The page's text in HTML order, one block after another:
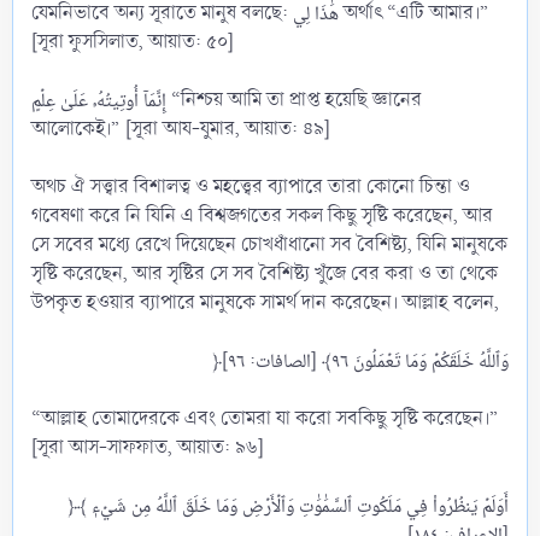
যেমনিভাবে অন্য সূরাতে মানুষ বলছে: هَٰذَا لِي অর্থাৎ “এটি আমার।”
[সূরা ফুসসিলাত, আয়াত: ৫০]
إِنَّمَآ أُوتِيتُهُۥ عَلَىٰ عِلۡمٍ “নিশ্চয় আমি তা প্রাপ্ত হয়েছি জ্ঞানের
আলোকেই।” [সূরা আয-যুমার, আয়াত: ৪৯]
অথচ ঐ সত্ত্বার বিশালত্ব ও মহত্ত্বের ব্যাপারে তারা কোনো চিন্তা ও
গবেষণা করে নি যিনি এ বিশ্বজগতের সকল কিছু সৃষ্টি করেছেন, আর
সে সবের মধ্যে রেখে দিয়েছেন চোখধাঁধানো সব বৈশিষ্ট্য, যিনি মানুষকে
সৃষ্টি করেছেন, আর সৃষ্টির সে সব বৈশিষ্ট্য খুঁজে বের করা ও তা থেকে
উপকৃত হওয়ার ব্যাপারে মানুষকে সামর্থ দান করেছেন। আল্লাহ বলেন,
“আল্লাহ তোমাদেরকে এবং তোমরা যা করো সবকিছু সৃষ্টি করেছেন।”
[সূরা আস-সাফফাত, আয়াত: ৯৬]
﴿أَوَلَمۡ يَنظُرُواْ فِي مَلَكُوتِ ٱلسَّمَٰوَٰتِ وَٱلۡأَرۡضِ وَمَا خَلَقَ ٱللَّهُ مِن شَيۡءٖ ﴾